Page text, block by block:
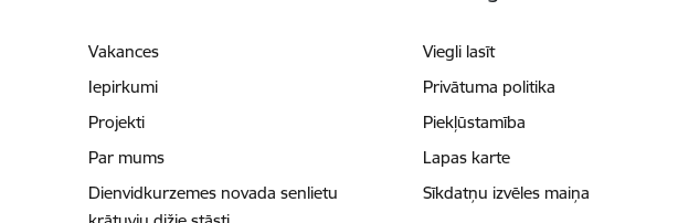
Vakances
Iepirkumi
Projekti
Par mums
Dienvidkurzemes novada senlietu
Viegli lasīt
Privātuma politika
Piekļūstamība
Lapas karte
Sīkdatņu izvēles maiņa